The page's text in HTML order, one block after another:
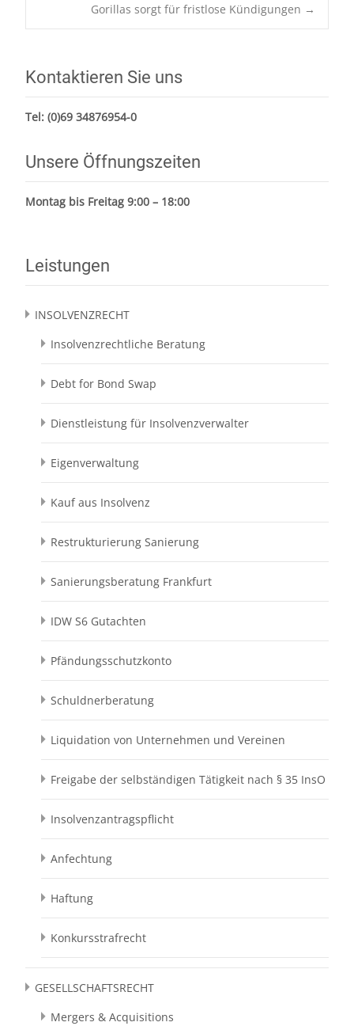
Gorillas sorgt für fristlose Kündigungen →
Kontaktieren Sie uns
Tel: (0)69 34876954-0
Unsere Öffnungszeiten
Montag bis Freitag 9:00 – 18:00
Leistungen
INSOLVENZRECHT
Insolvenzrechtliche Beratung
Debt for Bond Swap
Dienstleistung für Insolvenzverwalter
Eigenverwaltung
Kauf aus Insolvenz
Restrukturierung Sanierung
Sanierungsberatung Frankfurt
IDW S6 Gutachten
Pfändungsschutzkonto
Schuldnerberatung
Liquidation von Unternehmen und Vereinen
Freigabe der selbständigen Tätigkeit nach § 35 InsO
Insolvenzantragspflicht
Anfechtung
Haftung
Konkursstrafrecht
GESELLSCHAFTSRECHT
Mergers & Acquisitions